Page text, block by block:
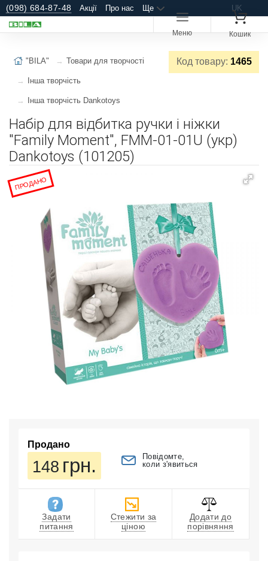
(098) 684-87-48 Акції Про нас Ще UK
Меню Кошик
Код товару: 1465
"BILA" Товари для творчості
Інша творчість
Інша творчість Dankotoys
Набір для відбитка ручки і ніжки
"Family Moment", FMM-01-01U (укр)
Dankotoys (101205)
ПРОДАНО
Продано
148 грн.
Повідомте,
коли з'явиться
Задати
питання
Стежити за
ціною
Додати до
порівняння